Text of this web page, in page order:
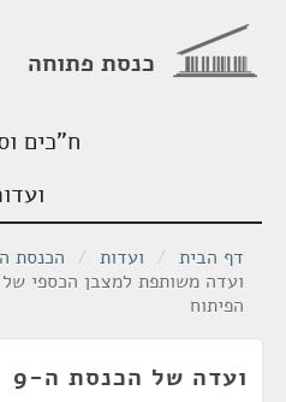
כנסת פתוחה
ח"כים
דף הבית / ועדות / הכנסת
ועדה משותפת למצבן הכספי של
הפיתוח
ועדה של הכנסת ה-9